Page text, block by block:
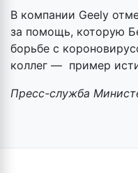
В компании Geely
за помощь, которую
борьбе с
коллег — пример
Пресс-служба